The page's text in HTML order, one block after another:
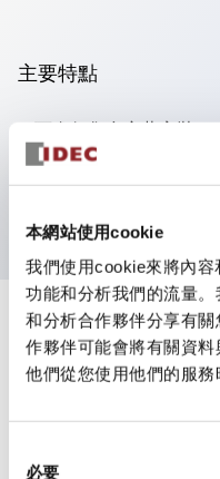
本網站使用cookie
我們使用cookie來將內
功能和分析我們的流量
和分析合作夥伴分享有
作夥伴可能會將有關資
他們從您使用他們的服務
必要
主要特點
可進行集合密著安裝
附鎖選擇開關採用高安
規格
審美規範